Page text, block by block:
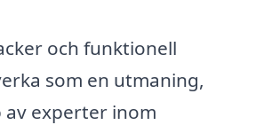
och funktionell
som en utmaning,
av experter inom